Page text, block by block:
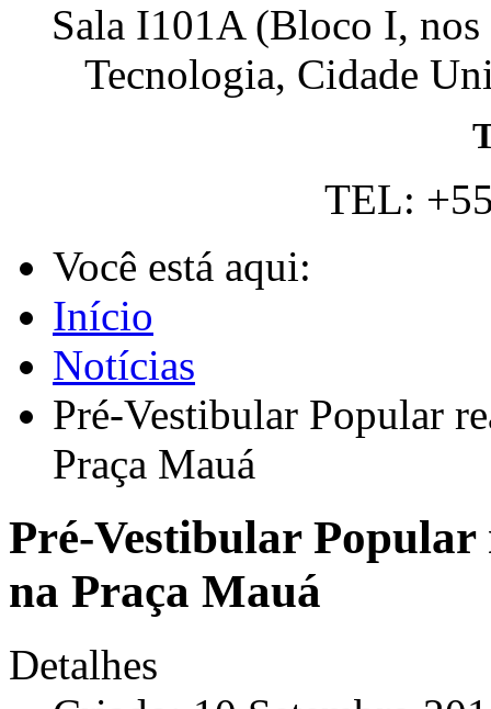
Sala I101A (Bloco I,
Tecnologia, Cidade
TEL:
Você está aqui:
Início
Notícias
Pré-Vestibular Popular
Praça Mauá
Pré-Vestibular
na Praça Mauá
Detalhes